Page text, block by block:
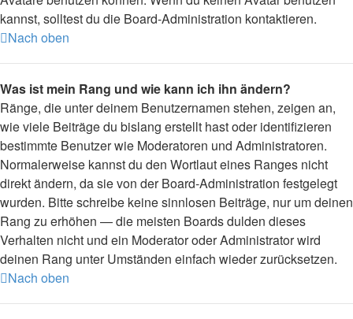
kannst, solltest du die Board-Administration kontaktieren.
Nach oben
Was ist mein Rang und wie kann ich ihn ändern?
Ränge, die unter deinem Benutzernamen stehen, zeigen an,
wie viele Beiträge du bislang erstellt hast oder identifizieren
bestimmte Benutzer wie Moderatoren und Administratoren.
Normalerweise kannst du den Wortlaut eines Ranges nicht
direkt ändern, da sie von der Board-Administration festgelegt
wurden. Bitte schreibe keine sinnlosen Beiträge, nur um deinen
Rang zu erhöhen — die meisten Boards dulden dieses
Verhalten nicht und ein Moderator oder Administrator wird
deinen Rang unter Umständen einfach wieder zurücksetzen.
Nach oben